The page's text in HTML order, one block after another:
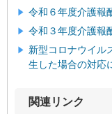
令和６年度介護報
令和３年度介護報
新型コロナウイル
生した場合の対応
関連リンク